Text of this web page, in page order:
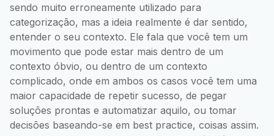
sendo muito erroneamente utilizado para
categorização, mas a ideia realmente é dar sentido,
entender o seu contexto. Ele fala que você tem um
movimento que pode estar mais dentro de um
contexto óbvio, ou dentro de um contexto
complicado, onde em ambos os casos você tem uma
maior capacidade de repetir sucesso, de pegar
soluções prontas e automatizar aquilo, ou tomar
decisões baseando-se em best practice, coisas assim.